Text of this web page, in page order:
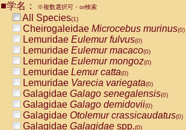
CebidaeCebus nigrivittatus
CebidaeCebus
CebidaeSaimiri boliviensis(0)
CebidaeSaimiri sciureus(0)
AtelidaeAlouatta caraya(0)
AtelidaeAlouatta fusca(0)
AtelidaeAlouatta seniculus
AtelidaeAlouattaspp.(0)
AtelidaeAteles belzebuth(0)
AtelidaeAteles geoffroyi(0)
AtelidaeAteles paniscus(0)
AtelidaeAtelesspp.(0)
■学名： ※複数選択可・or検索
All Species(1)
Cheirogaleidae Microcebus murinus(0)
Lemuridae Eulemur fulvus(0)
Lemuridae Eulemur macaco(0)
Lemuridae Eulemur mongoz(0)
Lemuridae Lemur catta(0)
Lemuridae Varecia variegata(0)
Galagidae Galago senegalensis(0)
Galagidae Galago demidovii(0)
Galagidae Otolemur crassicaudatus(0)
Galagidae Galagidae spp.(0)